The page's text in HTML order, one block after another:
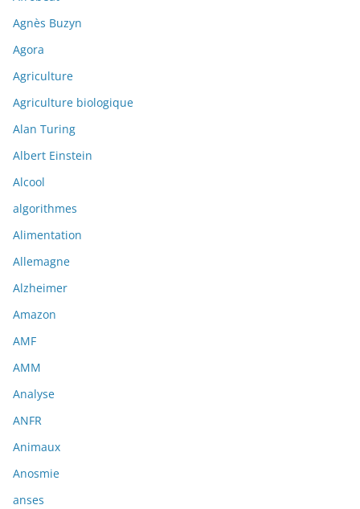
Agnès Buzyn
Agora
Agriculture
Agriculture biologique
Alan Turing
Albert Einstein
Alcool
algorithmes
Alimentation
Allemagne
Alzheimer
Amazon
AMF
AMM
Analyse
ANFR
Animaux
Anosmie
anses